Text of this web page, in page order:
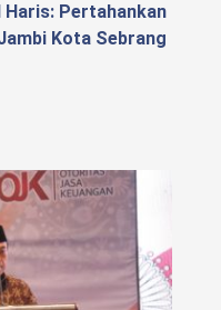
Haris: Pertahankan
Kota Sebrang